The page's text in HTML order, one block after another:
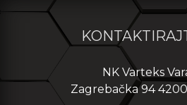
NK Varteks
Zagrebačka 94